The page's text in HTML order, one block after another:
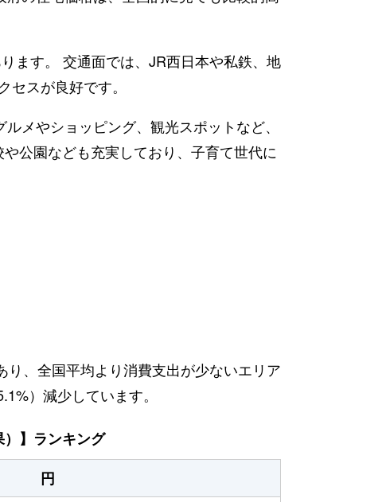
ます。 交通面では、JR西日本や私鉄、地
スが良好です。
メやショッピング、観光スポットなど、
公園なども充実しており、子育て世代に
、全国平均より消費支出が少ないエリア
）減少しています。
）】ランキング
円